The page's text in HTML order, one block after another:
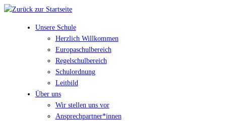
Unsere Schule
Herzlich Willkommen
Europaschulbereich
Regelschulbereich
Schulordnung
Leitbild
Über uns
Wir stellen uns vor
Ansprechpartner*innen